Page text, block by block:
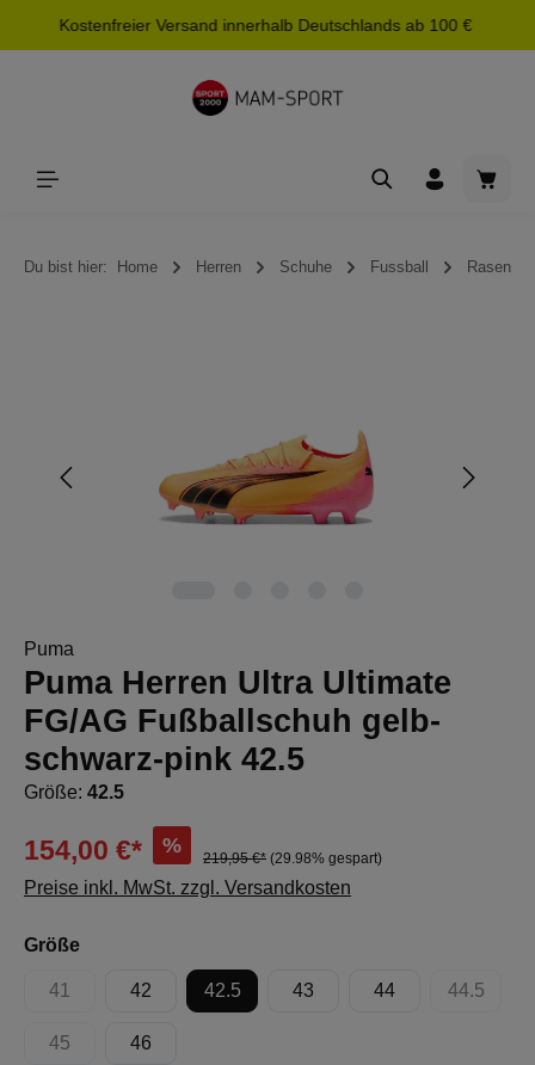
springen
Kostenfreier Versand innerhalb Deutschlands ab 100 €
Du bist hier: Home Herren Schuhe Fussball Rasen
Puma
Puma Herren Ultra Ultimate
FG/AG Fußballschuh gelb-
schwarz-pink 42.5
Größe: 42.5
154,00 €* %
219,95 €* (29.98% gespart)
Preise inkl. MwSt. zzgl. Versandkosten
Größeauswählen
41
(Diese Option ist zurzeit nicht verfügbar.)
42 42.5 43 44 44.5
(Diese
45
(Diese Option ist zurzeit nicht verfügbar.)
46